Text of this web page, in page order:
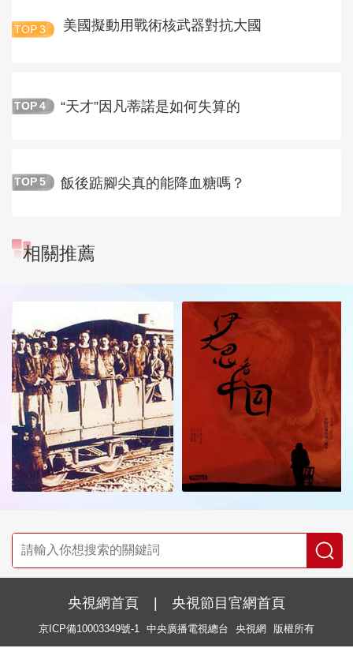
TOP 3 美國擬動用戰術核武器對抗大國
TOP 4 “天才”因凡蒂諾是如何失算的
TOP 5 飯後踮腳尖真的能降血糖嗎？
相關推薦
央視網首頁 | 央視節目官網首頁
京ICP備10003349號-1 中央廣播電視總台 央視網 版權所有